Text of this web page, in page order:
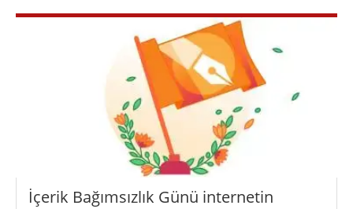
İçerik Bağımsızlık Günü internetin